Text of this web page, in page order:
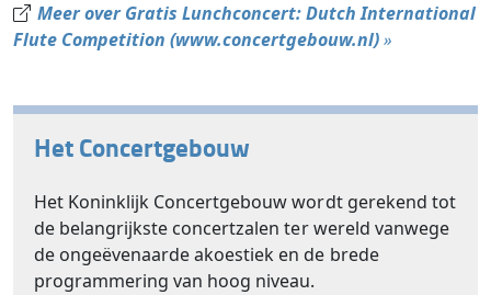
Meer over Gratis Lunchconcert: Dutch International
Flute Competition (www.concertgebouw.nl)»
Het Concertgebouw
Het Koninklijk Concertgebouw wordt gerekend tot
de belangrijkste concertzalen ter wereld vanwege
de ongeëvenaarde akoestiek en de brede
programmering van hoog niveau.